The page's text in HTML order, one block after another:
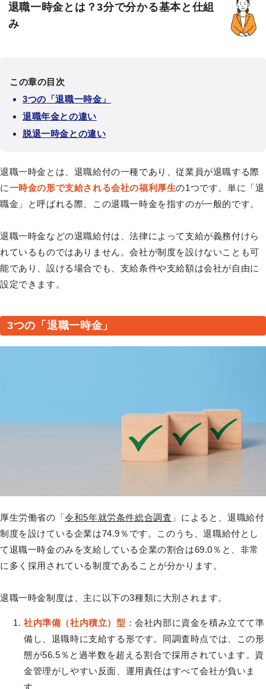
退職一時金とは？3分で分かる基本と仕組
み
この章の目次
3つの「退職一時金」
退職年金との違い
脱退一時金との違い
退職一時金とは、退職給付の一種であり、従業員が退職する際
に一時金の形で支給される会社の福利厚生の1つです。単に「退
職金」と呼ばれる際、この退職一時金を指すのが一般的です。
退職一時金などの退職給付は、法律によって支給が義務付けら
れているものではありません。会社が制度を設けないことも可
能であり、設ける場合でも、支給条件や支給額は会社が自由に
設定できます。
3つの「退職一時金」
厚生労働省の「令和5年就労条件総合調査 」によると、退職給付
制度を設けている企業は74.9％です。このうち、退職給付とし
て退職一時金のみを支給している企業の割合は69.0％と、非常
に多く採用されている制度であることが分かります。
退職一時金制度は、主に以下の3種類に大別されます。
社内準備（社内積立）型 ：会社内部に資金を積み立てて準
備し、退職時に支給する形です。同調査時点では、この形
態が56.5％と過半数を超える割合で採用されています。資
金管理がしやすい反面、運用責任はすべて会社が負いま